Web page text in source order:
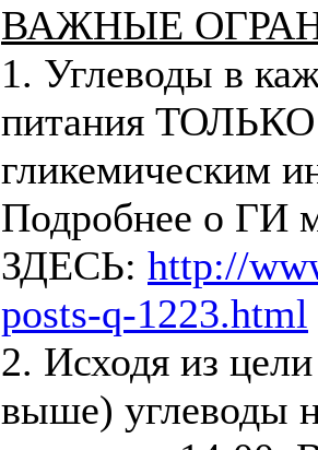
ВАЖНЫЕ
1. Углеводы в
питания ТОЛЬКО
гликемическим
Подробнее о ГИ
ЗДЕСЬ: http://
posts-q-1223.html
2. Исходя из
выше) углеводы